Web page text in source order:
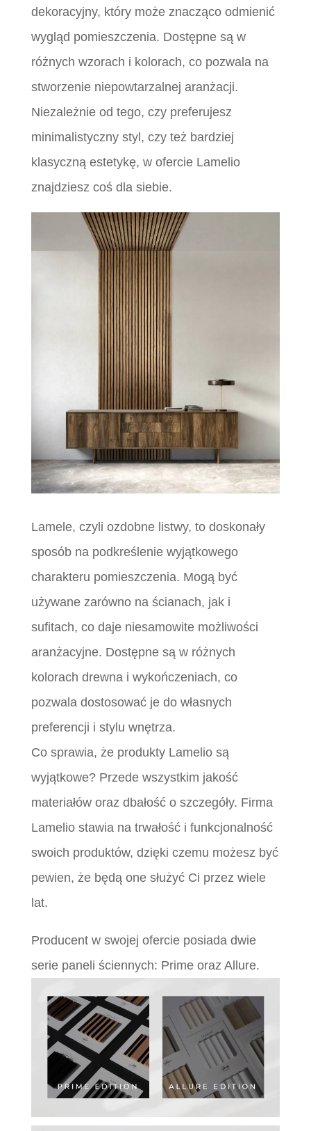
dekoracyjny, który może znacząco odmienić
wygląd pomieszczenia. Dostępne są w
różnych wzorach i kolorach, co pozwala na
stworzenie niepowtarzalnej aranżacji.
Niezależnie od tego, czy preferujesz
minimalistyczny styl, czy też bardziej
klasyczną estetykę, w ofercie Lamelio
znajdziesz coś dla siebie.
Lamele, czyli ozdobne listwy, to doskonały
sposób na podkreślenie wyjątkowego
charakteru pomieszczenia. Mogą być
używane zarówno na ścianach, jak i
sufitach, co daje niesamowite możliwości
aranżacyjne. Dostępne są w różnych
kolorach drewna i wykończeniach, co
pozwala dostosować je do własnych
preferencji i stylu wnętrza.
Co sprawia, że produkty Lamelio są
wyjątkowe? Przede wszystkim jakość
materiałów oraz dbałość o szczegóły. Firma
Lamelio stawia na trwałość i funkcjonalność
swoich produktów, dzięki czemu możesz być
pewien, że będą one służyć Ci przez wiele
lat.
Producent w swojej ofercie posiada dwie
serie paneli ściennych: Prime oraz Allure.